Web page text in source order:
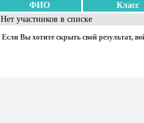
ФИО
Класс
Нет участников в списке
Если Вы хотите скрыть свой результат,